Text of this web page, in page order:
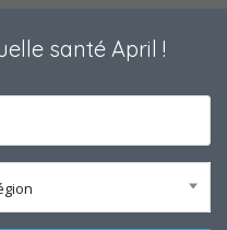
santé April !